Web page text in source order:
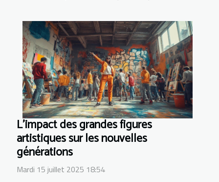
L'impact des grandes figures
artistiques sur les nouvelles
générations
Mardi 15 juillet 2025 18:54